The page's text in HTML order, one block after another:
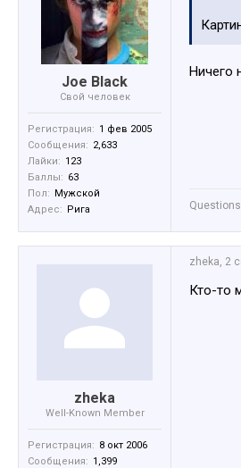
Joe Black
Свой человек
Регистрация: 1 фев 2005
Сообщения: 2,633
Лайки: 123
Баллы: 63
Пол: Мужской
Адрес: Рига
Ничего
zheka
Well-Known Member
Регистрация: 8 окт 2006
Сообщения: 1,399
zheka, 2
Кто-то